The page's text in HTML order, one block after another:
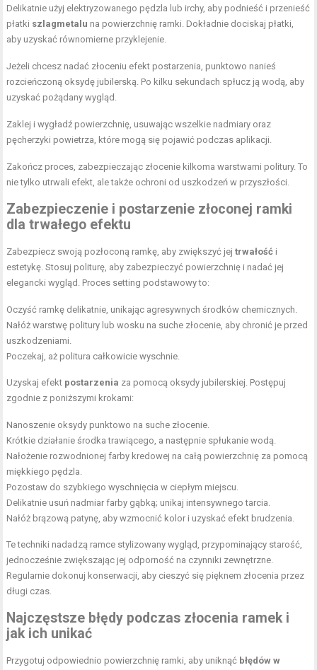
Delikatnie użyj elektryzowanego pędzla lub irchy, aby podnieść i przenieść
płatki szlagmetalu na powierzchnię ramki. Dokładnie dociskaj płatki,
aby uzyskać równomierne przyklejenie.
Jeżeli chcesz nadać złoceniu efekt postarzenia, punktowo nanieś
rozcieńczoną oksydę jubilerską. Po kilku sekundach spłucz ją wodą, aby
uzyskać pożądany wygląd.
Zaklej i wygładź powierzchnię, usuwając wszelkie nadmiary oraz
pęcherzyki powietrza, które mogą się pojawić podczas aplikacji.
Zakończ proces, zabezpieczając złocenie kilkoma warstwami politury. To
nie tylko utrwali efekt, ale także ochroni od uszkodzeń w przyszłości.
Zabezpieczenie i postarzenie złoconej ramki
dla trwałego efektu
Zabezpiecz swoją pozłoconą ramkę, aby zwiększyć jejtrwałość i
estetykę. Stosuj politurę, aby zabezpieczyć powierzchnię i nadać jej
elegancki wygląd. Proces setting podstawowy to:
Oczyść ramkę delikatnie, unikając agresywnych środków chemicznych.
Nałóż warstwę politury lub wosku na suche złocenie, aby chronić je przed
uszkodzeniami.
Poczekaj, aż politura całkowicie wyschnie.
Uzyskaj efekt postarzenia za pomocą oksydy jubilerskiej. Postępuj
zgodnie z poniższymi krokami:
Nanoszenie oksydy punktowo na suche złocenie.
Krótkie działanie środka trawiącego, a następnie spłukanie wodą.
Nałożenie rozwodnionej farby kredowej na całą powierzchnię za pomocą
miękkiego pędzla.
Pozostaw do szybkiego wyschnięcia w ciepłym miejscu.
Delikatnie usuń nadmiar farby gąbką; unikaj intensywnego tarcia.
Nałóż brązową patynę, aby wzmocnić kolor i uzyskać efekt brudzenia.
Te techniki nadadzą ramce stylizowany wygląd, przypominający starość,
jednocześnie zwiększając jej odporność na czynniki zewnętrzne.
Regularnie dokonuj konserwacji, aby cieszyć się pięknem złocenia przez
długi czas.
Najczęstsze błędy podczas złocenia rameki
jak ich unikać
Przygotuj odpowiednio powierzchnię ramki, aby uniknąć błędów w